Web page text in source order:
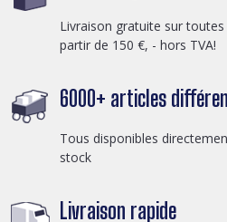
Livraison gratuite sur
partir de 150 €, - hors TVA!
6000+ articles
Tous disponibles
stock
Livraison rapide